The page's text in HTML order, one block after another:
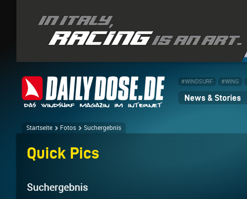
#WINDSURF #WING
News & Stories
Startseite Fotos Suchergebnis
Quick Pics
Suchergebnis